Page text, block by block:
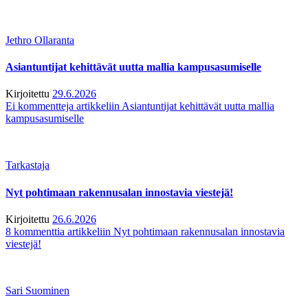
Jethro Ollaranta
Asiantuntijat kehittävät uutta mallia kampusasumiselle
Kirjoitettu 29.6.2026
Ei kommentteja artikkeliin Asiantuntijat kehittävät uutta mallia
kampusasumiselle
Tarkastaja
Nyt pohtimaan rakennusalan innostavia viestejä!
Kirjoitettu 26.6.2026
8 kommenttia artikkeliin Nyt pohtimaan rakennusalan innostavia
viestejä!
Sari Suominen